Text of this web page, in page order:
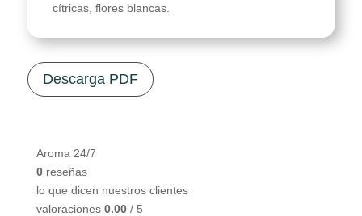
cítricas, flores blancas.
Descarga PDF
Aroma 24/7
0reseñas
lo que dicen nuestros clientes
valoraciones 0.00/ 5